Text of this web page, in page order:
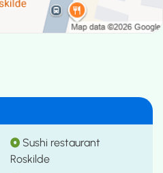
Sushi restaurant
Roskilde